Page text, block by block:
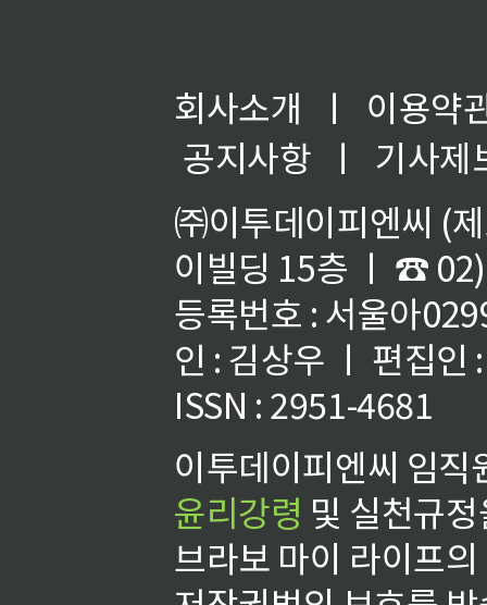
회사소개 ㅣ
이용약
공지사항
ㅣ
기사제
㈜이투데이피엔씨 (
이빌딩 15층 ㅣ ☎
등록번호 : 서울아
인 : 김상우 ㅣ 편집인
ISSN : 2951-4681
이투데이피엔씨 임
윤리강령 및 실천규
브라보 마이 라이프